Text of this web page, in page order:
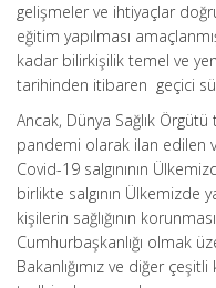
gelişmeler ve ihtiyaçlar
eğitim yapılması
kadar bilirkişilik temel ve
tarihinden itibaren geçici
Ancak, Dünya Sağlık
pandemi olarak ilan edilen
Covid-19 salgınının
birlikte salgının Ülkemizde
kişilerin sağlığının
Cumhurbaşkanlığı olmak
Bakanlığımız ve diğer